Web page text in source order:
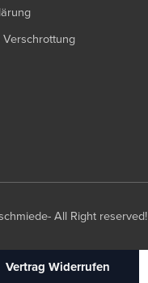
All Right reserved!
Vertrag Widerrufen